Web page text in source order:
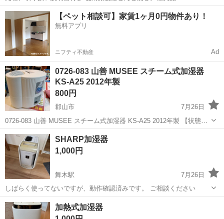
福島 福島市 南福島駅 季節、空調家電
【ペット相談可】家賃1ヶ月0円物件あり！
無料アプリ
ニフティ不動産 Ad
0726-083 山善 MUSEE スチーム式加湿器
KS-A25 2012年製
800円
郡山市
7月26日
0726-083 山善 MUSEE スチーム式加湿器 KS-A25 2012年製 【状態】
・使用に伴う多少のスレ、キズ、落としきれない汚れなどございます
・詳細は現地でご確認ください ・お値引きは出来かねま...
福島 郡山市 季節、空調家電
SHARP加湿器
1,000円
舞木駅
7月26日
しばらく使ってないですが、動作確認済みです。 ご相談ください
福島 郡山市 舞木駅 季節、空調家電
加熱式加湿器